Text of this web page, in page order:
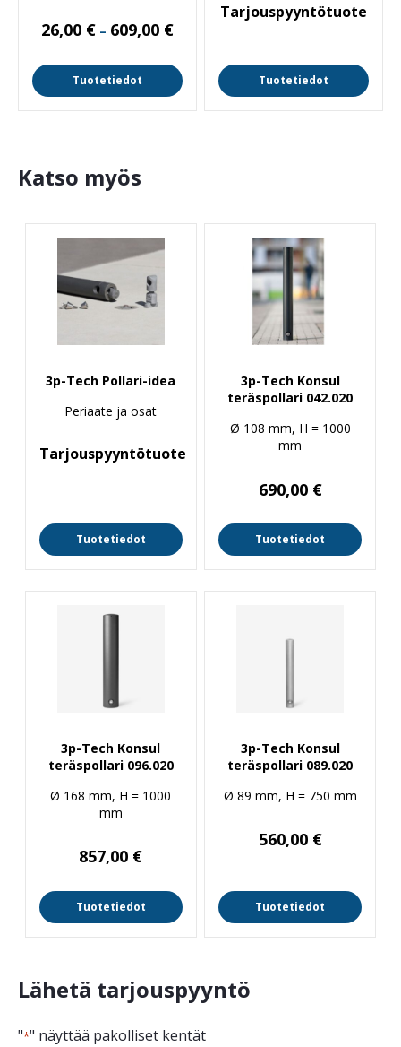
26,00 € – 609,00 €Hintaluokka:
26,00 €
Tuotetiedot
Tarjouspyyntötuote
Tuotetiedot
Katso myös
3p-Tech Pollari-idea
Periaate ja osat
Tarjouspyyntötuote
Tuotetiedot
3p-Tech Konsul
teräspollari 042.020
Ø 108 mm, H = 1000
mm
690,00 €
Tuotetiedot
3p-Tech Konsul
teräspollari 096.020
Ø 168 mm, H = 1000
mm
857,00 €
Tuotetiedot
3p-Tech Konsul
teräspollari 089.020
Ø 89 mm, H = 750 mm
560,00 €
Tuotetiedot
Lähetä tarjouspyyntö
"*" näyttää pakolliset kentät